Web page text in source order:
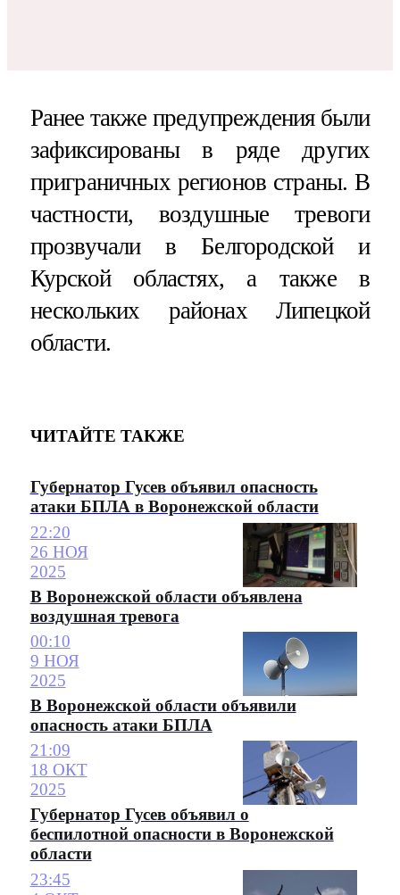
Ранее также предупреждения были
зафиксированы в ряде других
приграничных регионов страны. В
частности, воздушные тревоги
прозвучали в Белгородской и
Курской областях, а также в
нескольких районах Липецкой
области.
ЧИТАЙТЕ ТАКЖЕ
Губернатор Гусев объявил опасность
атаки БПЛА в Воронежской области
22:20
26 НОЯ
2025
В Воронежской области объявлена
воздушная тревога
00:10
9 НОЯ
2025
В Воронежской области объявили
опасность атаки БПЛА
21:09
18 ОКТ
2025
Губернатор Гусев объявил о
беспилотной опасности в Воронежской
области
23:45